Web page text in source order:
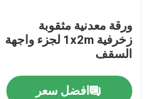
ورقة معدنية مثقوبة
زخرفية 1x2m لجزء واجهة
السقف
افضل سعر